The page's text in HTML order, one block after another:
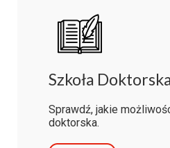
Szkoła
Sprawdź, jakie
doktorska.